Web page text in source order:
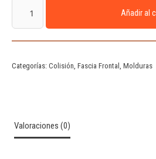
Añadir al
Categorías: Colisión, Fascia Frontal , Molduras
Valoraciones (0)